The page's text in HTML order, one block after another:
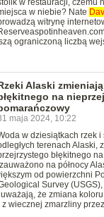
w restauracji, czemu
w niebie? Nate
witrynę
ograniczoną liczbą
Alaski
na
maja 2024, 10:22
w dziesiątkach rzek i
terenach Alaski,
błękitnego
na północy
od powierzchni
Survey
że zmiana
wiecznej zmarzliny